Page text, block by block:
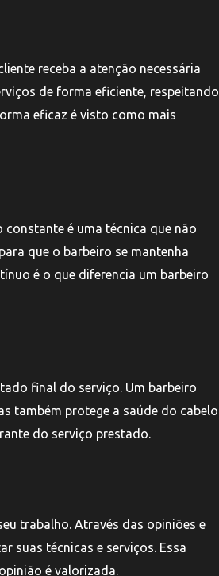
receba a atenção necessária
de forma eficiente, respeitando
eficaz é visto como mais
é uma técnica que não
que o barbeiro se mantenha
é o que diferencia um barbeiro
final do serviço. Um barbeiro
também protege a saúde do cabelo
do serviço prestado.
trabalho. Através das opiniões e
suas técnicas e serviços. Essa
é valorizada.